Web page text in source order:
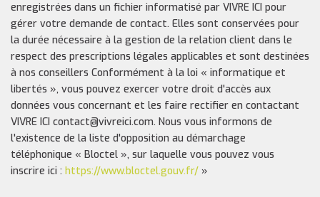
enregistrées dans un fichier informatisé par VIVRE ICI pour
gérer votre demande de contact. Elles sont conservées pour
la durée nécessaire à la gestion de la relation client dans le
respect des prescriptions légales applicables et sont destinées
à nos conseillers Conformément à la loi « informatique et
libertés », vous pouvez exercer votre droit d'accès aux
données vous concernant et les faire rectifier en contactant
VIVRE ICI contact@vivreici.com. Nous vous informons de
l'existence de la liste d'opposition au démarchage
téléphonique « Bloctel », sur laquelle vous pouvez vous
inscrire ici : https://www.bloctel.gouv.fr/ »